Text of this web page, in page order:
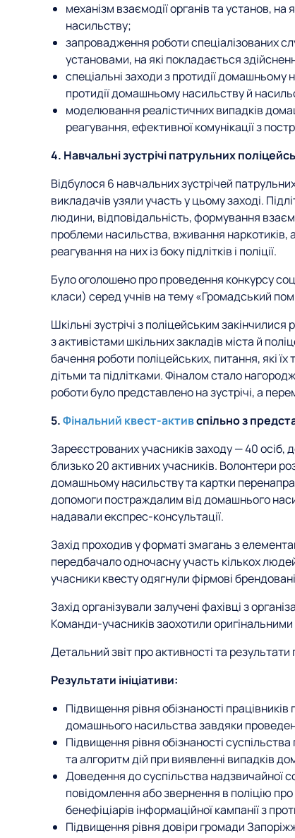
механізм взаємодії органів та установ, на
насильству;
запровадження роботи спеціалізованих
установами, на які покладається
спеціальні заходи з протидії домашньому
протидії домашньому насильству й
моделювання реалістичних випадків
реагування, ефективної комунікації з
4. Навчальні зустрічі патрульних
Відбулося 6 навчальних зустрічей
викладачів узяли участь у цьому заході.
людини, відповідальність, формування
проблеми насильства, вживання
реагування на них із боку підлітків і поліції.
Було оголошено про проведення конкурсу
класи) серед учнів на тему «Громадський
Шкільні зустрічі з поліцейським
з активістами шкільних закладів міста й
бачення роботи поліцейських, питання, які їх
дітьми та підлітками. Фіналом стало
роботи було представлено на зустрічі, а
5.Фінальний квест-активспільно з
Зареєстрованих учасників заходу — 40
близько 20 активних учасників. Волонтери
домашньому насильству та картки
допомоги постраждалим від домашнього
надавали експрес-консультації.
Захід проходив у форматі змагань з
передбачало одночасну участь кількох
учасники квесту одягнули фірмові
Захід організували залучені фахівці з
Команди-учасників заохотили
Детальний звіт про активності та
Результати ініціативи:
Підвищення рівня обізнаності
домашнього насильства завдяки
Підвищення рівня обізнаності
та алгоритм дій при виявленні випадків
Доведення до суспільства надзвичайної
повідомлення або звернення в поліцію
бенефіціарів інформаційної кампанії з
Підвищення рівня довіри громади